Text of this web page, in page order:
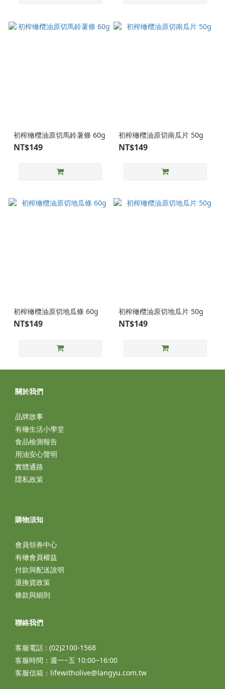
初榨橄欖油原切馬鈴薯條 60g
NT$149
初榨橄欖油原切南瓜片 50g
NT$149
初榨橄欖油原切地瓜條 60g
NT$149
初榨橄欖油原切地瓜片 50g
NT$149
關於我們
品牌故事
有橄生活小學堂
食品檢測報告
用油安心聲明
實體通路
隱私政策
購物須知
會員領券中心
有橄會員權益
付款與配送說明
退換貨政策
條款與細則
聯絡我們
客服電話 : (02)2100-1568
客服時間：週一~五 10:00~16:00
客服信箱：lifewitholive@langyu.com.tw